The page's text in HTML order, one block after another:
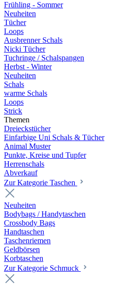
Frühling - Sommer
Neuheiten
Tücher
Loops
Ausbrenner Schals
Nicki Tücher
Tuchringe / Schalspangen
Herbst - Winter
Neuheiten
Schals
warme Schals
Loops
Strick
Themen
Dreieckstücher
Einfarbige Uni Schals & Tücher
Animal Muster
Punkte, Kreise und Tupfer
Herrenschals
Abverkauf
Zur Kategorie Taschen
Neuheiten
Bodybags / Handytaschen
Crossbody Bags
Handtaschen
Taschenriemen
Geldbörsen
Korbtaschen
Zur Kategorie Schmuck